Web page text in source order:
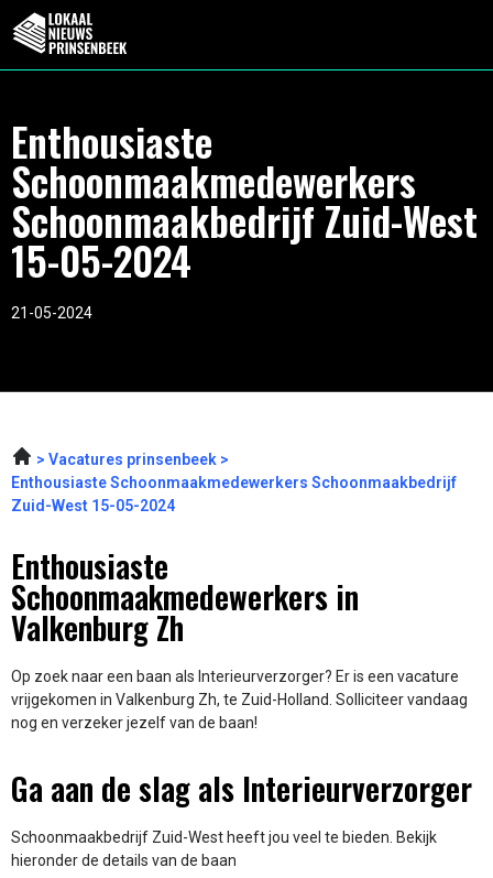
Enthousiaste
Schoonmaakmedewerkers
Schoonmaakbedrijf Zuid-West
15-05-2024
21-05-2024
Vacatures prinsenbeek
Enthousiaste Schoonmaakmedewerkers Schoonmaakbedrijf
Zuid-West 15-05-2024
Enthousiaste
Schoonmaakmedewerkers in
Valkenburg Zh
Op zoek naar een baan als Interieurverzorger? Er is een vacature
vrijgekomen in Valkenburg Zh, te Zuid-Holland. Solliciteer vandaag
nog en verzeker jezelf van de baan!
Ga aan de slag als Interieurverzorger
Schoonmaakbedrijf Zuid-West heeft jou veel te bieden. Bekijk
hieronder de details van de baan